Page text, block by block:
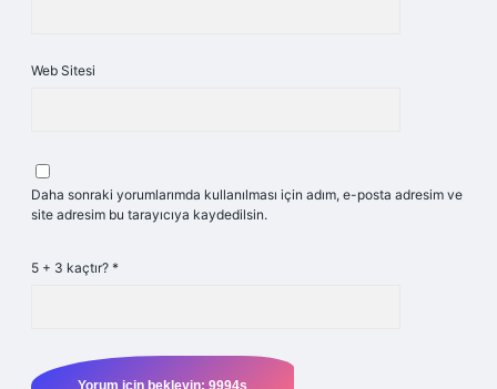
Web Sitesi
Daha sonraki yorumlarımda kullanılması için adım, e-posta adresim ve
site adresim bu tarayıcıya kaydedilsin.
5 + 3 kaçtır? *